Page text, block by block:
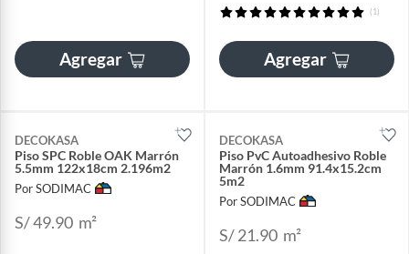
Agregar
(1)
Agregar
DECOKASA
Piso SPC Roble OAK Marrón
5.5mm 122x18cm 2.196m2
Por SODIMAC
S/ 49.90 m²
DECOKASA
Piso PvC Autoadhesivo Roble
Marrón 1.6mm 91.4x15.2cm
5m2
Por SODIMAC
S/ 21.90 m²